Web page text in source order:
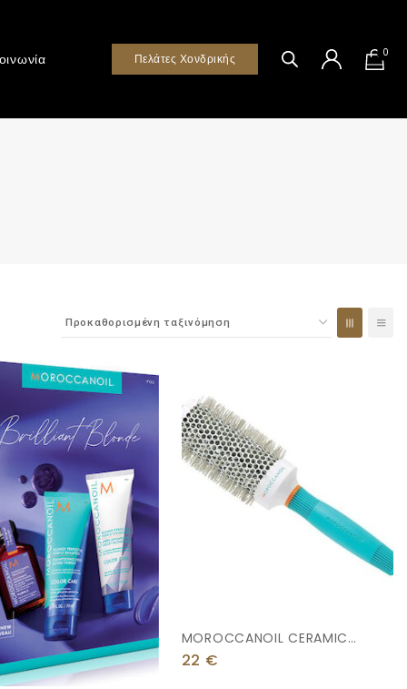
Πελάτες Χονδρικής 0
MOROCCANOIL CERAMIC
IONIC BRUSH LARGE 45MM
22 €